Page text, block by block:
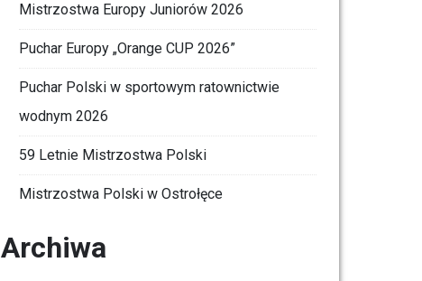
Mistrzostwa Europy Juniorów 2026
Puchar Europy „Orange CUP 2026”
Puchar Polski w sportowym ratownictwie
wodnym 2026
59 Letnie Mistrzostwa Polski
Mistrzostwa Polski w Ostrołęce
Archiwa